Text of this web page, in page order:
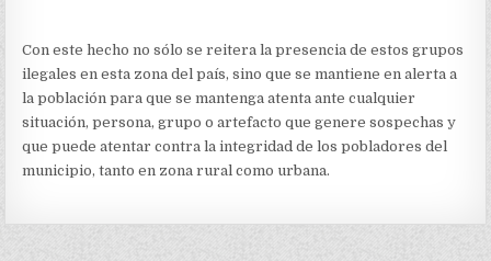
Con este hecho no sólo se reitera la presencia de estos grupos
ilegales en esta zona del país, sino que se mantiene en alerta a
la población para que se mantenga atenta ante cualquier
situación, persona, grupo o artefacto que genere sospechas y
que puede atentar contra la integridad de los pobladores del
municipio, tanto en zona rural como urbana.